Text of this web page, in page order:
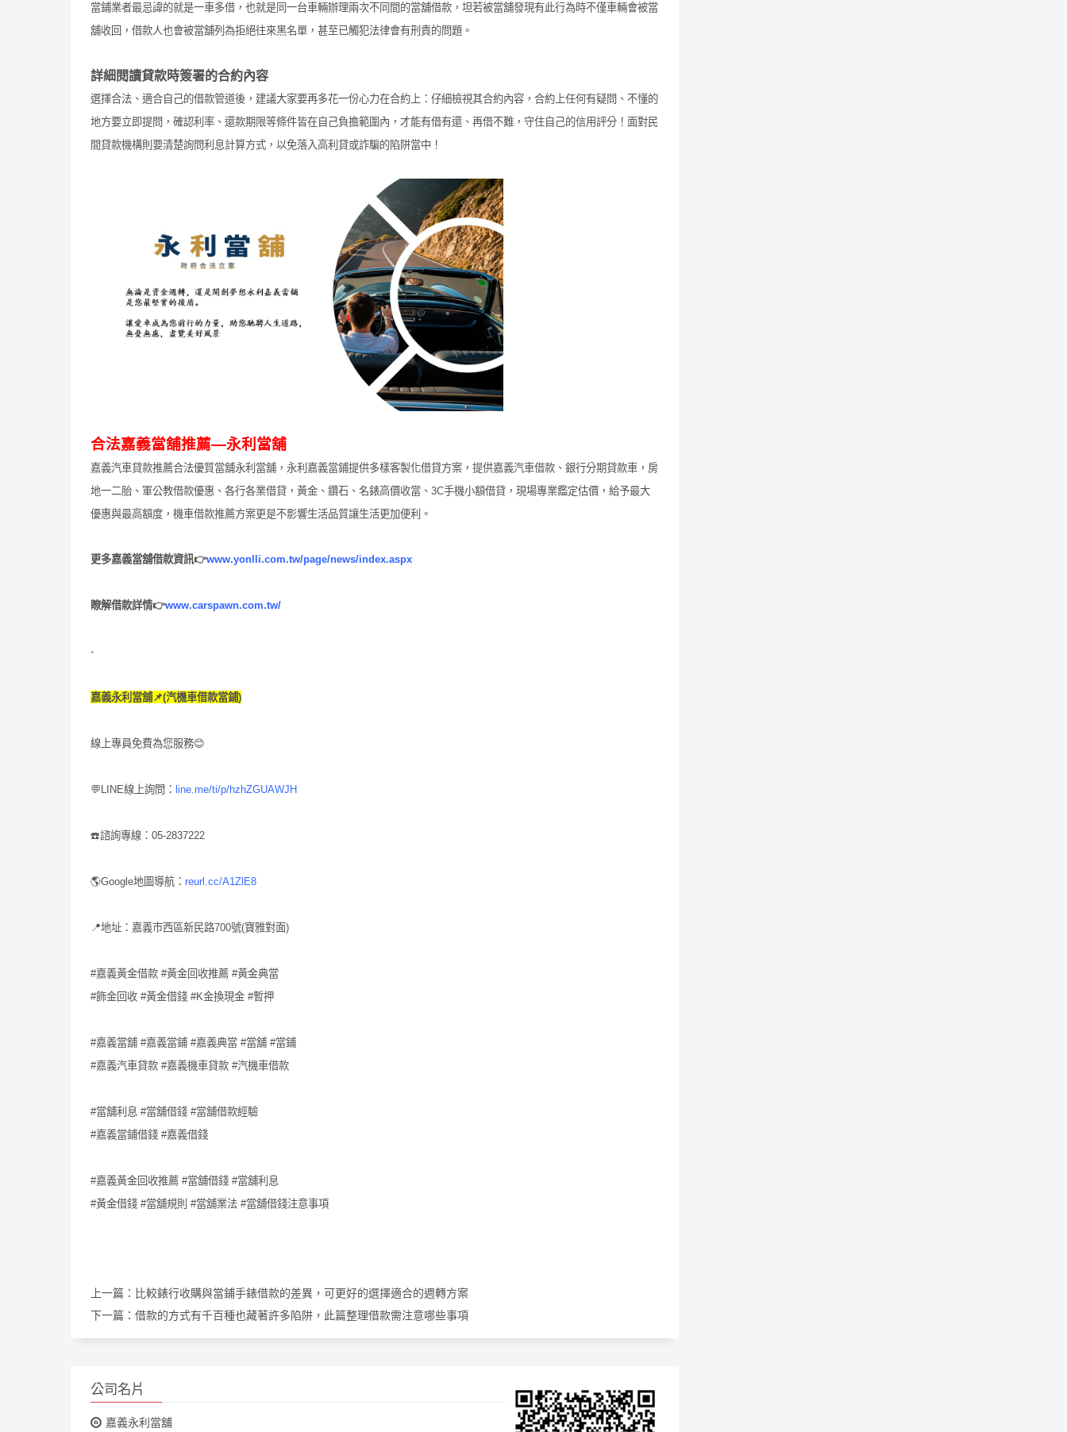
當鋪業者最忌諱的就是一車多借，也就是同一台車輛辦理兩次不同間的當舖借款，坦若被當舖發現有此行為時不僅車輛會被當
舖收回，借款人也會被當舖列為拒絕往來黑名單，甚至已觸犯法律會有刑責的問題。
詳細閱讀貸款時簽署的合約內容
選擇合法、適合自己的借款管道後，建議大家要再多花一份心力在合約上：仔細檢視其合約內容，合約上任何有疑問、不懂的
地方要立即提問，確認利率、還款期限等條件皆在自己負擔範圍內，才能有借有還、再借不難，守住自己的信用評分！面對民
間貸款機構則要清楚詢問利息計算方式，以免落入高利貸或詐騙的陷阱當中！
合法嘉義當舖推薦—永利當舖
嘉義汽車貸款推薦合法優質當舖永利當舖，永利嘉義當鋪提供多樣客製化借貸方案，提供嘉義汽車借款、銀行分期貸款車，房
地一二胎、軍公教借款優惠、各行各業借貸，黃金、鑽石、名錶高價收當、3C手機小額借貸，現場專業鑑定估價，給予最大
優惠與最高額度，機車借款推薦方案更是不影響生活品質讓生活更加便利。
更多嘉義當舖借款資訊👉www.yonlli.com.tw/page/news/index.aspx
瞭解借款詳情👉www.carspawn.com.tw/
-
嘉義永利當舖📌(汽機車借款當鋪)
線上專員免費為您服務😊
💬LINE線上詢問： line.me/ti/p/hzhZGUAWJH
☎️諮詢專線：05-2837222
🌎Google地圖導航： reurl.cc/A1ZlE8
📍地址：嘉義市西區新民路700號(寶雅對面)
#嘉義黃金借款 #黃金回收推薦 #黃金典當
#飾金回收 #黃金借錢 #K金換現金 #暫押
#嘉義當舖 #嘉義當鋪 #嘉義典當 #當舖 #當鋪
#嘉義汽車貸款 #嘉義機車貸款 #汽機車借款
#當舖利息 #當舖借錢 #當舖借款經驗
#嘉義當鋪借錢 #嘉義借錢
#嘉義黃金回收推薦 #當舖借錢 #當舖利息
#黃金借錢 #當舖規則 #當舖業法 #當舖借錢注意事項
上一篇： 比較錶行收購與當鋪手錶借款的差異，可更好的選擇適合的週轉方案
下一篇： 借款的方式有千百種也藏著許多陷阱，此篇整理借款需注意哪些事項
公司名片
嘉義永利當舖